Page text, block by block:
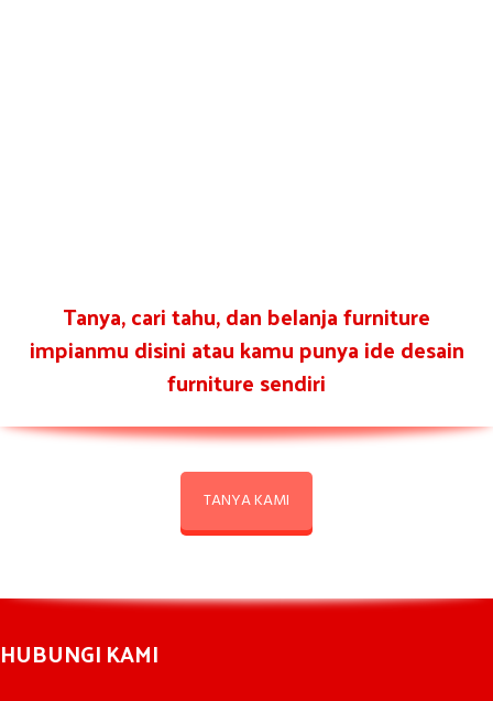
Tanya, cari tahu, dan belanja furniture
impianmu disini atau kamu punya ide desain
furniture sendiri
TANYA KAMI
HUBUNGI KAMI